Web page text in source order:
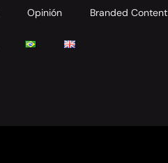
Opinión Branded Content